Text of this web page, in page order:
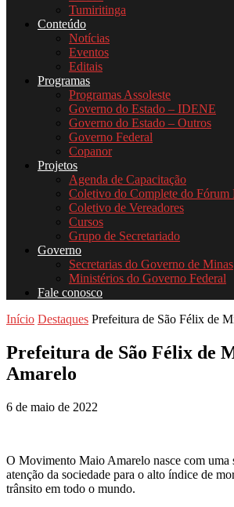
Tumiritinga
Conteúdo
Notícias
Eventos
Editais
Programas
Programas Assoleste
Governo do Estado – IDENE
Governo do Estado – Outros
Governo Federal
Copanor
Projetos
Agenda de Capacitação
Coletivo do Complete do
Coletivo de Vereadores
Cursos
Grupo de Secretariado
Governo
Secretarias do Governo de Minas
Ministérios do Governo Federal
Fale conosco
Início Destaques Prefeitura de São Félix de
Prefeitura de São Félix de
Amarelo
6 de maio de 2022
O Movimento Maio Amarelo nasce com uma
atenção da sociedade para o alto índice de
trânsito em todo o mundo.